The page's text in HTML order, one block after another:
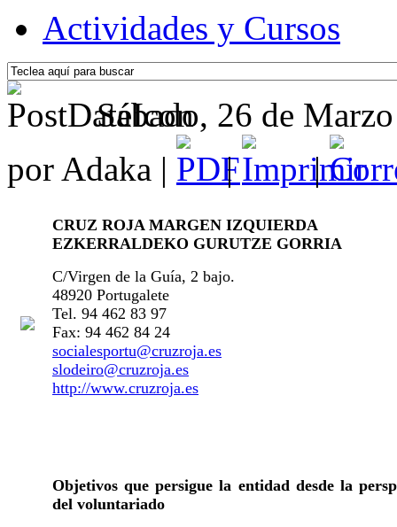
Actividades y Cursos
Sábado, 26 de
por Adaka |
| |
CRUZ ROJA MARGEN IZQUIERDA
EZKERRALDEKO GURUTZE GORRIA
C/Virgen de la Guía, 2 bajo.
48920 Portugalete
Tel. 94 462 83 97
Fax: 94 462 84 24
socialesportu@cruzroja.es
slodeiro@cruzroja.es
http://www.cruzroja.es
Objetivos que persigue la entidad desde la
del voluntariado